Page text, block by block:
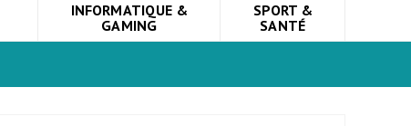
INFORMATIQUE &
GAMING
SPORT &
SANTÉ